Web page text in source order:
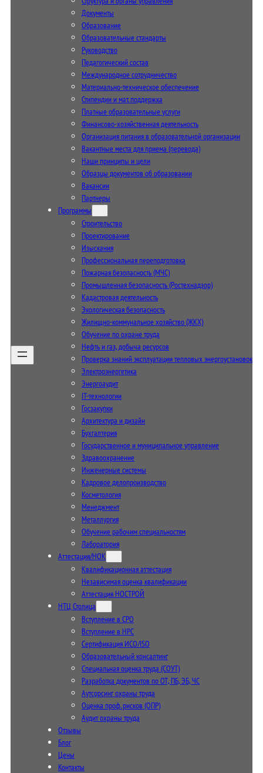
Документы
Образование
Образовательные стандарты
Руководство
Педагогический состав
Международное сотрудничество
Материально-техническое обеспечение
Стипендии и мат. поддержка
Платные образовательные услуги
Финансово-хозяйственная деятельность
Организация питания в образовательной организации
Вакантные места для приема (перевода)
Наши принципы и цели
Образцы документов об образовании
Вакансии
Партнеры
Программы
Строительство
Проектирование
Изыскания
Профессиональная переподготовка
Пожарная безопасность (МЧС)
Промышленная безопасность (Ростехнадзор)
Кадастровая деятельность
Экологическая безопасность
Жилищно-коммунальное хозяйство (ЖКХ)
Обучение по охране труда
Нефть и газ, добыча ресурсов
Проверка знаний эксплуатации тепловых энергоустановок
Электроэнергетика
Энергоаудит
IT-технологии
Госзакупки
Архитектура и дизайн
Бухгалтерия
Государственное и муниципальное управление
Здравоохранение
Инженерные системы
Кадровое делопроизводство
Косметология
Менеджмент
Металлургия
Обучение рабочим специальностям
Лаборатория
Аттестация/НОК
Квалификационная аттестация
Независимая оценка квалификации
Аттестация НОСТРОЙ
НТЦ Столица
Вступление в СРО
Вступление в НРС
Сертификация ИСО/ISO
Образовательный консалтинг
Специальная оценка труда (СОУТ)
Разработка документов по ОТ, ПБ, ЭБ, ЧС
Аутсорсинг охраны труда
Оценка проф. рисков (ОПР)
Аудит охраны труда
Отзывы
Блог
Цены
Контакты